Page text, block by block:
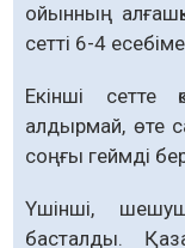
ойынның
сетті 6-4
Екінші сетте
алдырмай, өте
соңғы геймді
Үшінші,
басталды.